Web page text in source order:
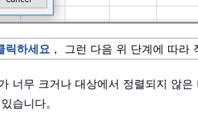
릭하세요 ， 그런 다음 위 단계에 따라
너무 크거나 대상에서 정렬되지 않
습니다。